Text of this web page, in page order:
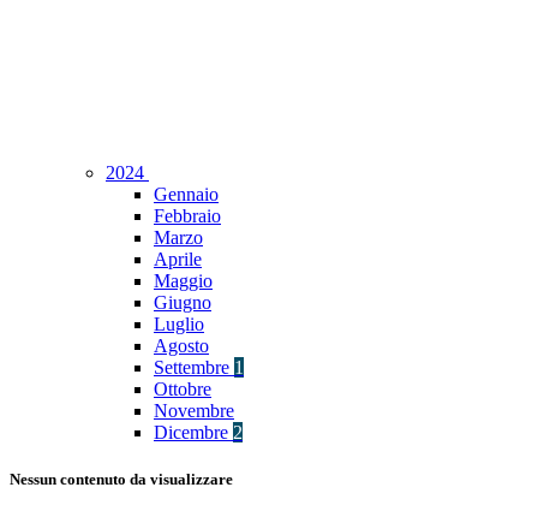
2024
Gennaio
Febbraio
Marzo
Aprile
Maggio
Giugno
Luglio
Agosto
Settembre 1
Ottobre
Novembre
Dicembre 2
Nessun contenuto da visualizzare